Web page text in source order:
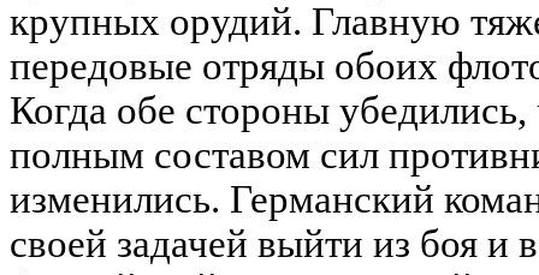
крупных орудий. Главную
передовые отряды обоих
Когда обе стороны
полным составом сил
изменились. Германский
своей задачей выйти из боя и